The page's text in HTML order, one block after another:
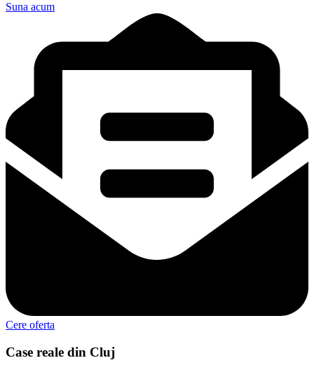
Suna acum
Cere oferta
Case reale din Cluj